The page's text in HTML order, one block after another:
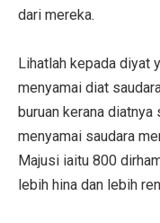
dari mereka.
Lihatlah kepada diyat
menyamai diat
buruan kerana
menyamai saudara
Majusi iaitu 800
lebih hina dan lebih